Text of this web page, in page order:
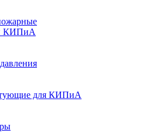
КИПиА
для КИПиА